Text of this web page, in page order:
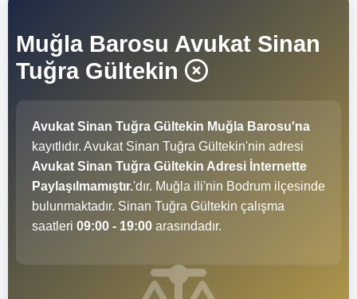
Muğla Barosu Avukat Sinan
Tuğra Gültekin
Avukat Sinan Tuğra Gültekin Muğla Barosu'na
kayıtlıdır. Avukat Sinan Tuğra Gültekin'nin adresi
Avukat Sinan Tuğra Gültekin Adresi İnternette
Paylaşılmamıştır.'dır. Muğla ili'nin Bodrum ilçesinde
bulunmaktadır. Sinan Tuğra Gültekin çalışma
saatleri 09:00 - 19:00 arasındadır.